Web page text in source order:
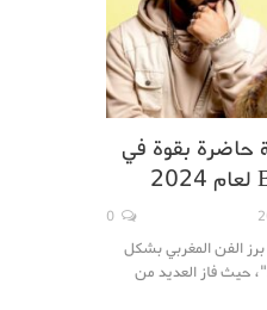
حاضرة بقوة في
فنية بارزة لعام 2024، برز الفن المغربي بشكل
كبير في جوائز "Billboard Arabia"، حيث فاز العديد من